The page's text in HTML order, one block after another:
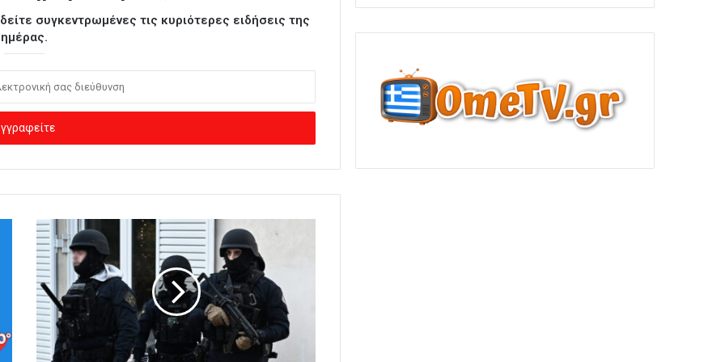
συγκεντρωμένες τις κυριότερες ειδήσεις της
ημέρας.